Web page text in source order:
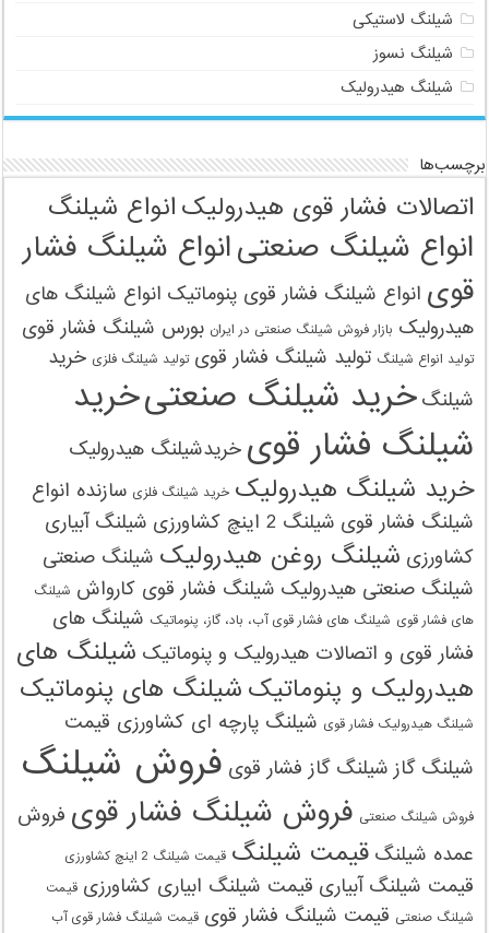
شیلنگ لاستیکی
شیلنگ نسوز
شیلنگ هیدرولیک
برچسب‌ها
اتصالات فشار قوی هیدرولیک انواع شیلنگ
انواع شیلنگ صنعتیانواع شیلنگ فشار
قوی انواع شیلنگ فشار قوی پنوماتیک انواع شیلنگ های
هیدرولیک بازار فروش شیلنگ صنعتی در ایران بورس شیلنگ فشار قوی
تولید انواع شیلنگ تولید شیلنگ فشار قوی تولید شیلنگ‌ فلزی خرید
شیلنگ خرید شیلنگ صنعتیخرید
شیلنگ فشار قوی خریدشیلنگ هیدرولیک
خرید شیلنگ هیدرولیک خرید شیلنگ‌ فلزی سازنده انواع
شیلنگ فشار قوی شیلنگ 2 اینچ کشاورزی
شیلنگ آبیاری
کشاورزی شیلنگ روغن هیدرولیک شیلنگ صنعتی
شیلنگ صنعتی هیدرولیک شیلنگ فشار قوی کارواش شیلنگ
های فشار قوی شیلنگ های فشار قوی آب، باد، گاز، پنوماتیک شیلنگ های
فشار قوی و اتصالات هیدرولیک و پنوماتیک شیلنگ های
هیدرولیک و پنوماتیک شیلنگ های پنوماتیک
شیلنگ هیدرولیک فشار قوی شیلنگ پارچه ای کشاورزی قیمت
شیلنگ گاز شیلنگ گاز فشار قوی فروش شیلنگ
فروش شیلنگ صنعتی فروش شیلنگ فشار قوی فروش
عمده شیلنگ قیمت شیلنگ قیمت شیلنگ 2 اینچ کشاورزی
قیمت شیلنگ آبیاری قیمت شیلنگ ابیاری کشاورزی قیمت
شیلنگ صنعتی قیمت شیلنگ فشار قوی قیمت شیلنگ فشار قوی آب